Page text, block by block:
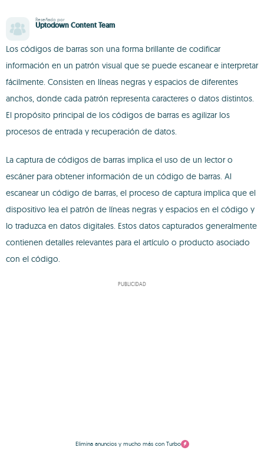
Reseñado por
Uptodown Content Team
Los códigos de barras son una forma brillante de codificar
información en un patrón visual que se puede escanear e interpretar
fácilmente. Consisten en líneas negras y espacios de diferentes
anchos, donde cada patrón representa caracteres o datos distintos.
El propósito principal de los códigos de barras es agilizar los
procesos de entrada y recuperación de datos.
La captura de códigos de barras implica el uso de un lector o
escáner para obtener información de un código de barras. Al
escanear un código de barras, el proceso de captura implica que el
dispositivo lea el patrón de líneas negras y espacios en el código y
lo traduzca en datos digitales. Estos datos capturados generalmente
contienen detalles relevantes para el artículo o producto asociado
con el código.
PUBLICIDAD
Elimina anuncios y mucho más con Turbo